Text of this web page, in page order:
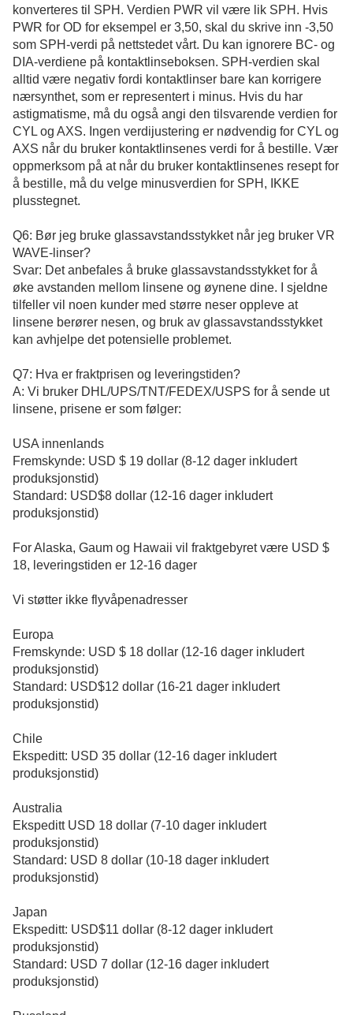
konverteres til SPH. Verdien PWR vil være lik SPH. Hvis
PWR for OD for eksempel er 3,50, skal du skrive inn -3,50
som SPH-verdi på nettstedet vårt. Du kan ignorere BC- og
DIA-verdiene på kontaktlinseboksen. SPH-verdien skal
alltid være negativ fordi kontaktlinser bare kan korrigere
nærsynthet, som er representert i minus. Hvis du har
astigmatisme, må du også angi den tilsvarende verdien for
CYL og AXS. Ingen verdijustering er nødvendig for CYL og
AXS når du bruker kontaktlinsenes verdi for å bestille. Vær
oppmerksom på at når du bruker kontaktlinsenes resept for
å bestille, må du velge minusverdien for SPH, IKKE
plusstegnet.
Q6: Bør jeg bruke glassavstandsstykket når jeg bruker VR
WAVE-linser?
Svar: Det anbefales å bruke glassavstandsstykket for å
øke avstanden mellom linsene og øynene dine. I sjeldne
tilfeller vil noen kunder med større neser oppleve at
linsene berører nesen, og bruk av glassavstandsstykket
kan avhjelpe det potensielle problemet.
Q7: Hva er fraktprisen og leveringstiden?
A: Vi bruker DHL/UPS/TNT/FEDEX/USPS for å sende ut
linsene, prisene er som følger:
USA innenlands
Fremskynde: USD $ 19 dollar (8-12 dager inkludert
produksjonstid)
Standard: USD$8 dollar (12-16 dager inkludert
produksjonstid)
For Alaska, Gaum og Hawaii vil fraktgebyret være USD $
18, leveringstiden er 12-16 dager
Vi støtter ikke flyvåpenadresser
Europa
Fremskynde: USD $ 18 dollar (12-16 dager inkludert
produksjonstid)
Standard: USD$12 dollar (16-21 dager inkludert
produksjonstid)
Chile
Ekspeditt: USD 35 dollar (12-16 dager inkludert
produksjonstid)
Australia
Ekspeditt USD 18 dollar (7-10 dager inkludert
produksjonstid)
Standard: USD 8 dollar (10-18 dager inkludert
produksjonstid)
Japan
Ekspeditt: USD$11 dollar (8-12 dager inkludert
produksjonstid)
Standard: USD 7 dollar (12-16 dager inkludert
produksjonstid)